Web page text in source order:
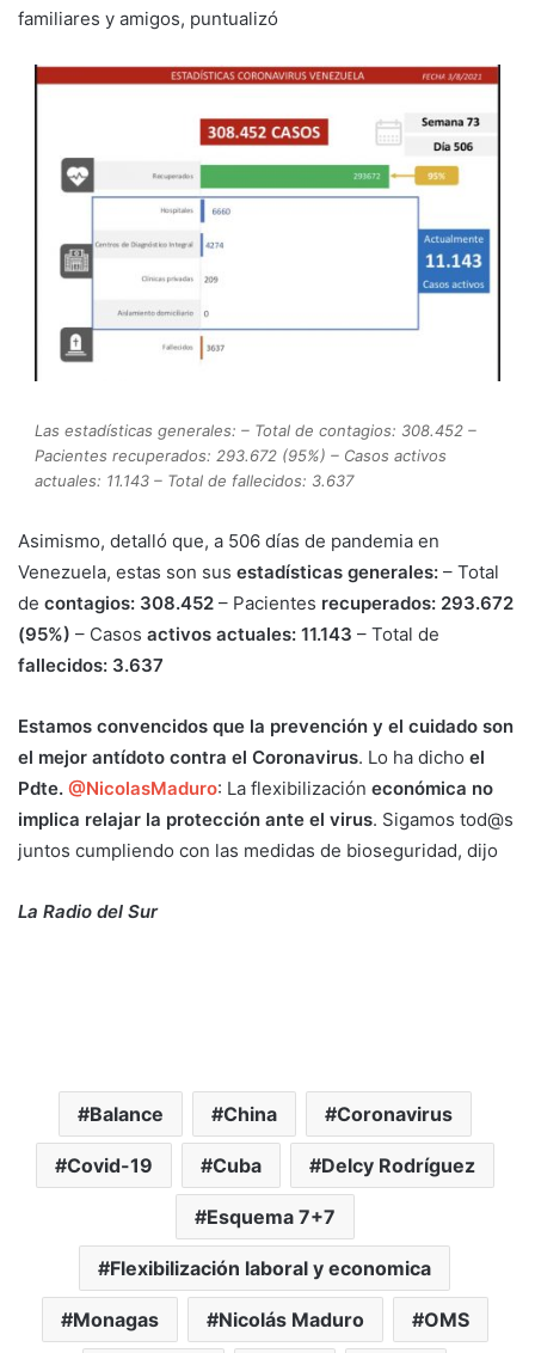
familiares y amigos, puntualizó
Las estadísticas generales: – Total de contagios: 308.452 –
Pacientes recuperados: 293.672 (95%) – Casos activos
actuales: 11.143 – Total de fallecidos: 3.637
Asimismo, detalló que, a 506 días de pandemia en
Venezuela, estas son sus estadísticas generales: – Total
de contagios: 308.452 – Pacientes recuperados: 293.672
(95%) – Casos activos actuales: 11.143 – Total de
fallecidos: 3.637
Estamos convencidos que la prevención y el cuidado son
el mejor antídoto contra el Coronavirus. Lo ha dicho el
Pdte. @NicolasMaduro: La flexibilización económica no
implica relajar la protección ante el virus. Sigamos tod@s
juntos cumpliendo con las medidas de bioseguridad, dijo
La Radio del Sur
Balance China Coronavirus
Covid-19 Cuba Delcy Rodríguez
Esquema 7+7
Flexibilización laboral y economica
Monagas Nicolás Maduro OMS